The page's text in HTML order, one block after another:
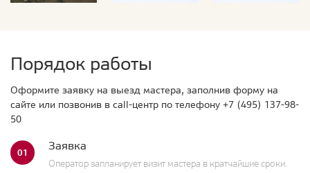
Порядок работы
Оформите заявку на выезд мастера, заполнив форму на
сайте или позвонив в call-центр по телефону +7 (495) 137-98-
50
01 Заявка
Оператор запланирует визит мастера в кратчайшие сроки.